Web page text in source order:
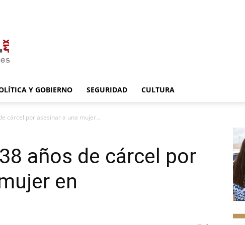
Y GOBIERNO SEGURIDAD CULTURA
cárcel por asesinar a una mujer...
años de cárcel por
en